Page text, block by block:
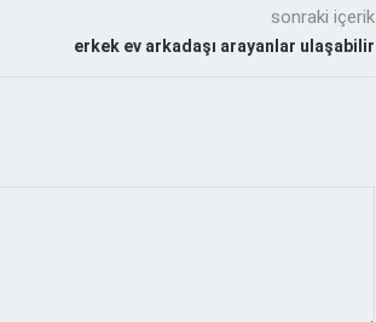
sonraki içerik
erkek ev arkadaşı arayanlar ulaşabilir